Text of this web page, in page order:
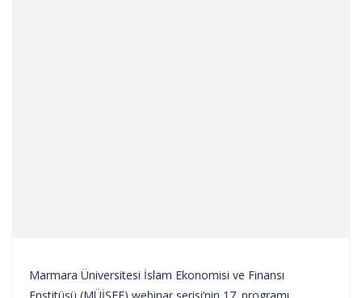
Marmara Üniversitesi İslam Ekonomisi ve Finansı
Enstitüsü (MÜİSEF) webinar serisi’nin 17. programı